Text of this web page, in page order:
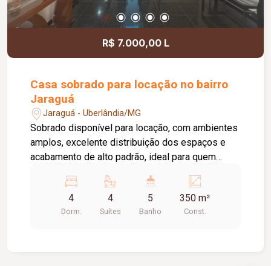
R$ 7.000,00 L
Casa sobrado para locação no bairro
Jaraguá
Jaraguá - Uberlândia/MG
Sobrado disponível para locação, com ambientes
amplos, excelente distribuição dos espaços e
acabamento de alto padrão, ideal para quem
01º piso, o imóvel dispõe de hall de entrada, sala
de TV, sala de estar, sala de jantar, escritório,
lavabo, cozinha com armários planejados,
4
Dorm.
4
Suítes
5
Banho
350 m²
Const.